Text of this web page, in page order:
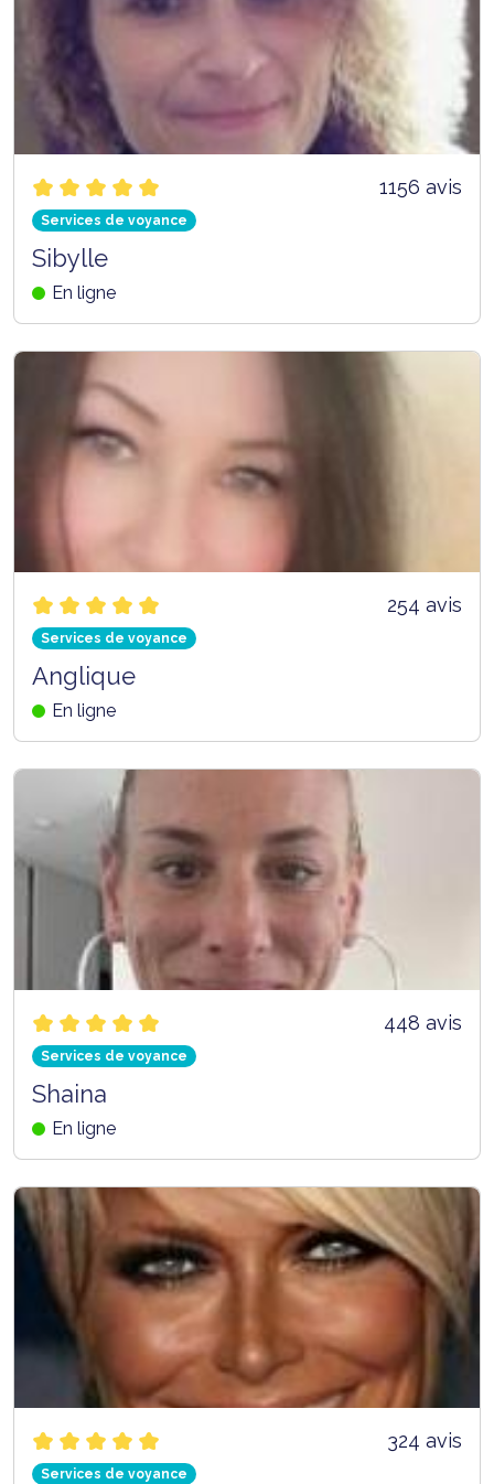
1156 avis
Services de voyance
Sibylle
En ligne
254 avis
Services de voyance
Anglique
En ligne
448 avis
Services de voyance
Shaina
En ligne
324 avis
Services de voyance